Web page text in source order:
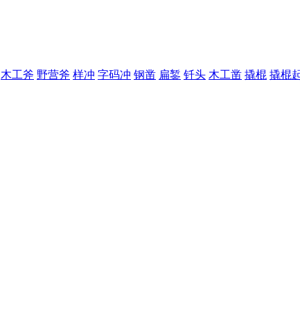
木工斧 野营斧 样冲 字码冲 钢凿 扁錾 钎头 木工凿 撬棍 撬棍